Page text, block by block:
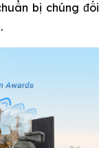
bị chúng đối